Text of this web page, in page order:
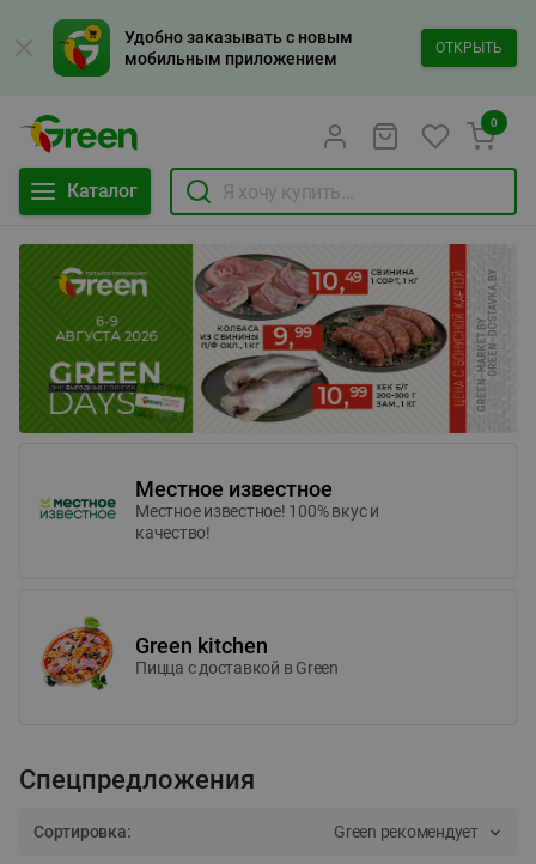
Удобно заказывать с новым
мобильным приложением
ОТКРЫТЬ
Каталог
0
Местное известное
Местное известное! 100% вкус и
качество!
Green kitchen
Пицца c доставкой в Green
Спецпредложения
Сортировка: Green рекомендует